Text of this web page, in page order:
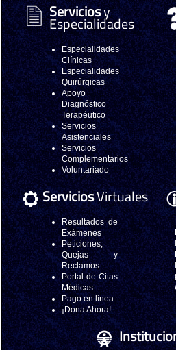
Serviciosy
Especialidades
Especialidades
Clínicas
Especialidades
Quirúrgicas
Apoyo
Diagnóstico
Terapéutico
Servicios
Asistenciales
Servicios
Complementarios
Voluntariado
ServiciosVirtuales
Resultados de
Exámenes
Peticiones,
Quejas y
Reclamos
Portal de Citas
Médicas
Pago en línea
¡Dona Ahora!